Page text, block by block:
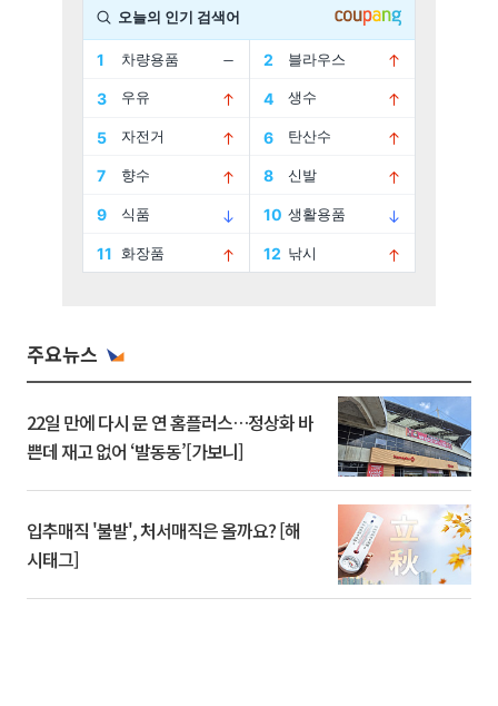
주요뉴스
22일 만에 다시 문 연 홈플러스…정상화 바
쁜데 재고 없어 ‘발동동’[가보니]
입추매직 '불발', 처서매직은 올까요? [해
시태그]